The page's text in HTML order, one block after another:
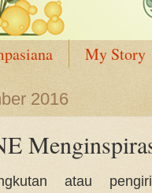
My Story
2016
atau